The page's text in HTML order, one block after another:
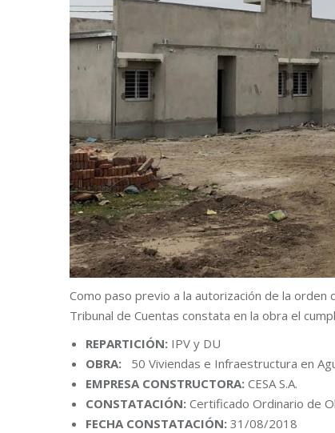
Como paso previo a la autorización de la
Tribunal de Cuentas constata en la obra el
REPARTICIÓN: IPV y DU
OBRA: 50 Viviendas e Infraestructura en
EMPRESA CONSTRUCTORA: CESA S.A.
CONSTATACIÓN: Certificado Ordinario de
FECHA CONSTATACIÓN: 31/08/2018